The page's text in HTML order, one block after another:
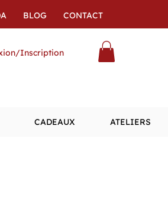
BLOG CONTACT
Inscription
CADEAUX ATELIERS